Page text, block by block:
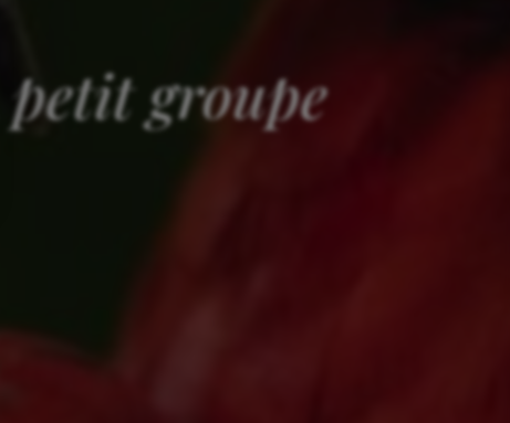
petit groupe